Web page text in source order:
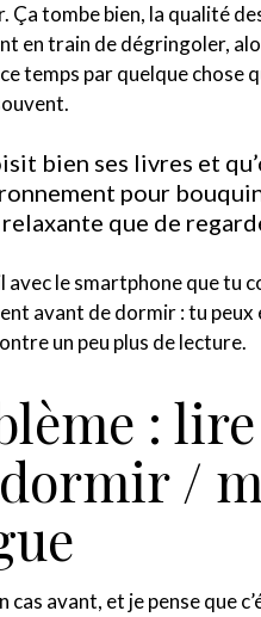
Ça tombe bien, la qualité
en train de dégringoler,
temps par quelque chose
bien ses livres et
pour
relaxante que de
avec le smartphone que tu
avant de dormir : tu
un peu plus de lecture.
:
/
cas avant, et je pense que